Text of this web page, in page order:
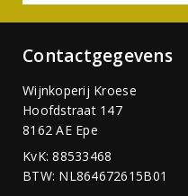
Contactgegevens
Wijnkoperij Kroese
Hoofdstraat 147
8162 AE Epe
KvK: 88533468
BTW: NL864672615B01